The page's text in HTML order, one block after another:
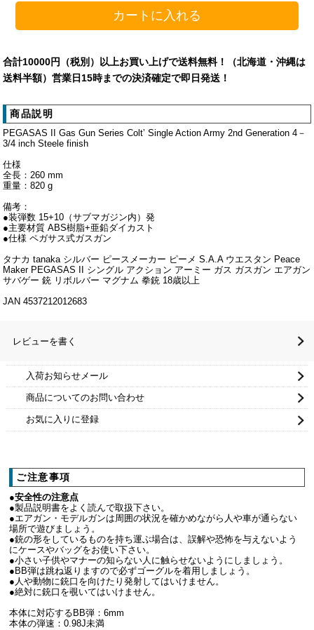
合計10000円（税別）以上お買い上げで送料無料！（北海道・沖縄は
送料半額）営業日15時までの決済確定で即日発送！
商品説明
PEGASAS II Gas Gun Series Colt’ Single Action Army 2nd Generation 4－
3/4 inch Steele finish
仕様
全長：260 mm
重量：820 g
備考：
●装弾数 15+10（サブマガジン内）発
●主要材質 ABS樹脂+亜鉛ダイカスト
●仕様 ペガサス式ガスガン
タナカ tanaka シルバー ピースメーカー ピーメ S.A.A ウエスタン Peace
Maker PEGASAS II シングル アクション アーミー ガス ガスガン エアガン
サバゲー 銃 リボルバー マグナム 拳銃 18歳以上
JAN 4537212012683
レビューを書く
入荷お知らせメール
商品についてのお問い合わせ
お気に入りに登録
ご注意事項
●安全性の注意点
●製品説明書をよく読んで取扱下さい。
●エアガン・モデルガンは周囲の状況を確かめながら人や車が通らない
場所で遊びましょう。
●銃の形をしているものを持ち運ぶ場合は、誤解や恐怖を与えないよう
にケースやバッグをお使い下さい。
●小さい子供やマナーの知らない人に触らせないようにしましょう。
●BB弾は跳ね返りますので必ずゴーグルを着用しましょう。
●人や動物に銃口を向けたり発射してはいけません。
●絶対に銃口を覗いてはいけません。
本体に対応するBB弾：6mm
本体の弾速：0.98J未満